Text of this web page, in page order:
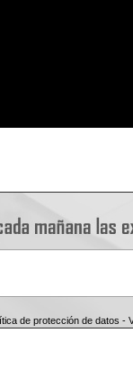
de protección de datos -